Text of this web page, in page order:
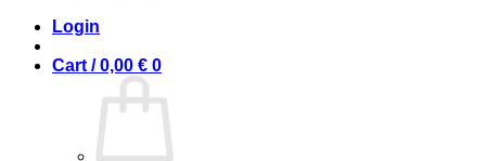
Login
Cart /0,00 € 0